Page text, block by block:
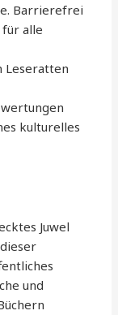
Barrierefrei
alle
Leseratten
kulturelles
Juwel
und